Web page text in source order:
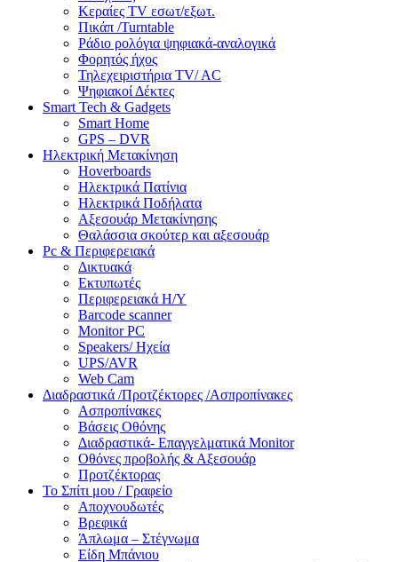
Κεραίες TV εσωτ/εξωτ.
Πικάπ /Turntable
Ράδιο ρολόγια ψηφιακά-αναλογικά
Φορητός ήχος
Τηλεχειριστήρια TV/ AC
Ψηφιακοί Δέκτες
Smart Tech & Gadgets
Smart Home
GPS – DVR
Ηλεκτρική Μετακίνηση
Hoverboards
Ηλεκτρικά Πατίνια
Ηλεκτρικά Ποδήλατα
Αξεσουάρ Μετακίνησης
Θαλάσσια σκούτερ και αξεσουάρ
Pc & Περιφερειακά
Δικτυακά
Εκτυπωτές
Περιφερειακά Η/Υ
Barcode scanner
Monitor PC
Speakers/ Ηχεία
UPS/AVR
Web Cam
Διαδραστικά /Προτζέκτορες /Ασπροπίνακες
Ασπροπίνακες
Βάσεις Οθόνης
Διαδραστικά- Επαγγελματικά Monitor
Οθόνες προβολής & Αξεσουάρ
Προτζέκτορας
Το Σπίτι μου / Γραφείο
Αποχνουδωτές
Βρεφικά
Άπλωμα – Στέγνωμα
Είδη Μπάνιου